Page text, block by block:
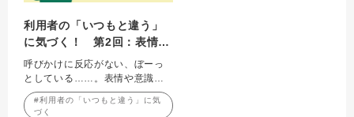
利用者の「いつもと違う」
に気づく！ 第2回：表情・
意識の観察と対応のコツ
呼びかけに反応がない、ぼーっ
としている……。表情や意識の
「いつもと違う」を見逃さない
ためのポイントを
#利用者の「いつもと違う」に気
づく